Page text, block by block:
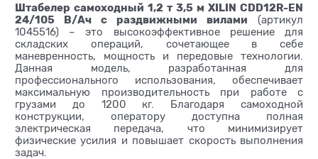
Штабелер самоходный 1,2 т 3,5 м XILIN CDD12R-EN
24/105 В/Ач с раздвижными вилами (артикул
1045516) – это высокоэффективное решение для
складских операций, сочетающее в себе
маневренность, мощность и передовые технологии.
Данная модель, разработанная для
профессионального использования, обеспечивает
максимальную производительность при работе с
грузами до 1200 кг. Благодаря самоходной
конструкции, оператору доступна полная
электрическая передача, что минимизирует
физические усилия и повышает скорость выполнения
задач.